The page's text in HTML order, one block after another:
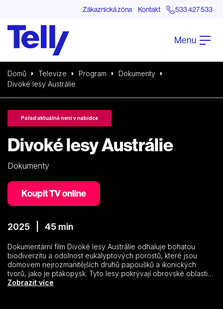
Zákaznická zóna Kontakt 533 427 533
Menu
Domů Televize Program
Dokumenty
Divoké lesy Austrálie
Pořad aktuálně není v nabídce
Divoké lesy Austrálie
Dokumenty
Koupit TV online
2025 | 45 min
Dokumentární film Divoké lesy Austrálie odhaluje bohatou
biodiverzitu a odolnost eukalyptových porostů, které jsou
domovem nejrozmanitějších druhů papoušků a ikonických
tvorů, jako je ptakopysk. Tyto lesy pokrývají obrovské oblasti a
poskytují útočiště rozmanité fauně – od klokanů rudých až po
Zobrazit více